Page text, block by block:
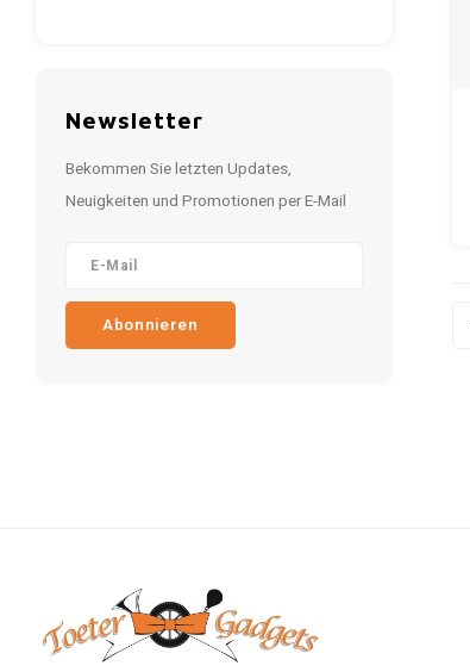
Newsletter
Bekommen Sie letzten Updates,
Neuigkeiten und Promotionen per E-Mail
Abonnieren